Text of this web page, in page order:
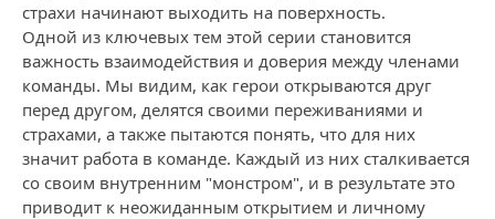
страхи начинают выходить на поверхность.
Одной из ключевых тем этой серии становится
важность взаимодействия и доверия между членами
команды. Мы видим, как герои открываются друг
перед другом, делятся своими переживаниями и
страхами, а также пытаются понять, что для них
значит работа в команде. Каждый из них сталкивается
со своим внутренним "монстром", и в результате это
приводит к неожиданным открытием и личному